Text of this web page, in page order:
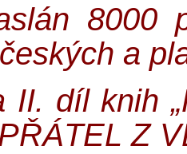
8000
a
II. díl knih
Z